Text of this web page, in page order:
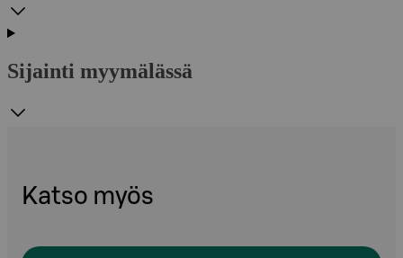
Sijainti myymälässä
Katso myös